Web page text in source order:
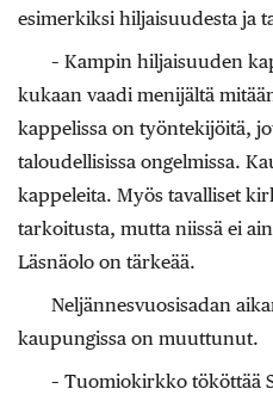
esimerkiksi hiljaisuudesta ja
– Kampin hiljaisuuden
kukaan vaadi menijältä
kappelissa on työntekijöitä,
taloudellisissa ongelmissa.
kappeleita. Myös tavalliset
tarkoitusta, mutta niissä ei
Läsnäolo on tärkeää.
Neljännesvuosisadan
kaupungissa on muuttunut.
– Tuomiokirkko tököttää